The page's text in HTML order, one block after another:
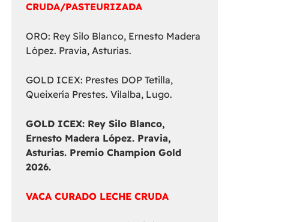
CRUDA/PASTEURIZADA
ORO: Rey Silo Blanco, Ernesto Madera
López. Pravia, Asturias.
GOLD ICEX: Prestes DOP Tetilla,
Queixería Prestes. Vilalba, Lugo.
GOLD ICEX: Rey Silo Blanco,
Ernesto Madera López. Pravia,
Asturias. Premio Champion Gold
2026.
VACA CURADO LECHE CRUDA